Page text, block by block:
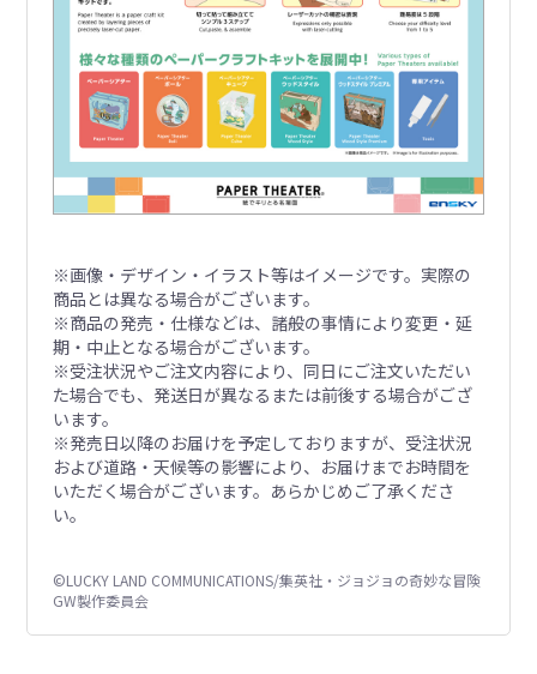
※画像・デザイン・イラスト等はイメージです。実際の
商品とは異なる場合がございます。
※商品の発売・仕様などは、諸般の事情により変更・延
期・中止となる場合がございます。
※受注状況やご注文内容により、同日にご注文いただい
た場合でも、発送日が異なるまたは前後する場合がござ
います。
※発売日以降のお届けを予定しておりますが、受注状況
および道路・天候等の影響により、お届けまでお時間を
いただく場合がございます。あらかじめご了承くださ
い。
©LUCKY LAND COMMUNICATIONS/集英社・ジョジョの奇妙な冒険
GW製作委員会